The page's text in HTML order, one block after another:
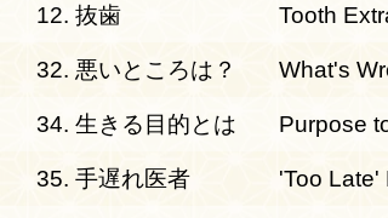
12. 抜歯 Tooth
32. 悪いところは？ What's
34. 生きる目的とは Purpose
35. 手遅れ医者 'Too Late'